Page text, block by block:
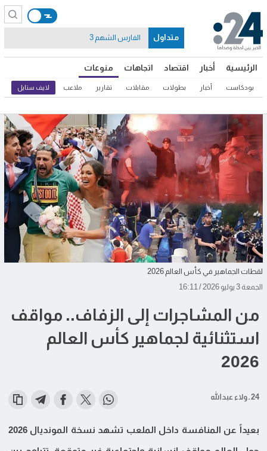
الرئيسية أخبار اقتصاد اتجاهات منوعات
بودكاست أخبار بطولات مقابلات تقارير ملاعب لايف ستايل
متداول الفارس الشهم 3
لقطات الجماهير في كأس العالم 2026
الجمعة 3 يوليو 2026 / 16:11
من المشاجرات إلى الزفاف.. مواقف
استثنائية لجماهير كأس العالم
2026
24 ـ ولاء عبدالله
بعيداً عن المنافسة داخل الملعب تشهد نسخة المونديال 2026